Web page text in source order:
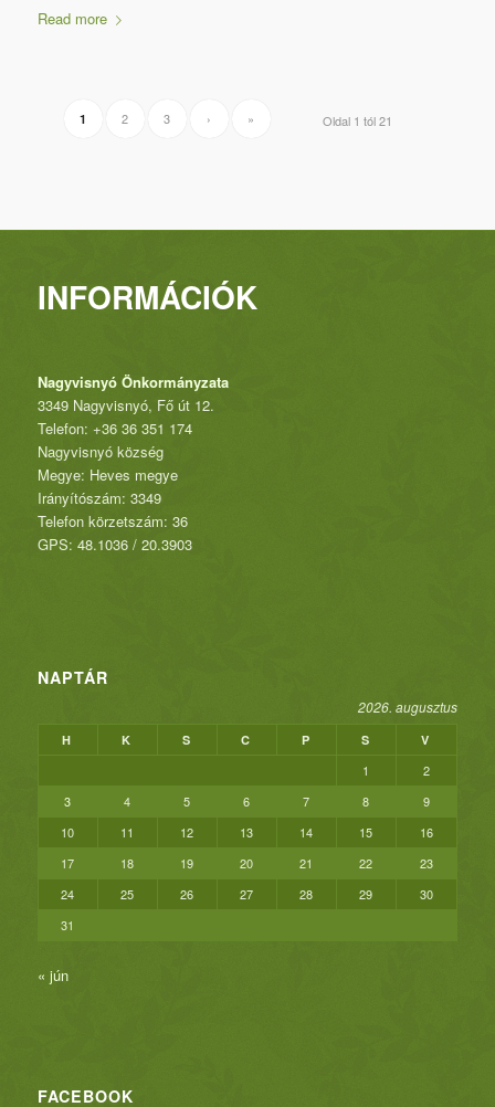
Read more
Oldal 1 tól 21
1 2 3 › »
INFORMÁCIÓK
Nagyvisnyó Önkormányzata
3349 Nagyvisnyó, Fő út 12.
Telefon: +36 36 351 174
Nagyvisnyó község
Megye: Heves megye
Irányítószám: 3349
Telefon körzetszám: 36
GPS: 48.1036 / 20.3903
NAPTÁR
2026. augusztus
H K S C P S V
1
2
3
4 5 6 7 8
9
10
11 12 13 14 15
16
17
18 19 20 21 22
23
24
25 26 27 28 29
30
31
« jún
FACEBOOK